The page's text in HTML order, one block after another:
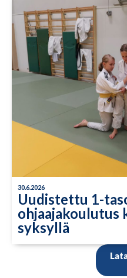
30.6.2026
Uudistettu 1-
ohjaajakoulutus
syksyllä